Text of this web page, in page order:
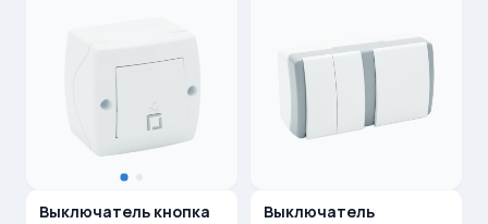
Выключатель кнопка
Выключатель